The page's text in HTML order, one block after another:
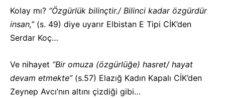
Kolay mı? “Özgürlük bilinçtir./ Bilinci kadar özgürdür
insan,”(s. 49) diye uyarır Elbistan E Tipi CİK’den
Serdar Koç…
Ve nihayet “Bir omuza (özgürlüğe) hasret/ hayat
devam etmekte”(s.57) Elazığ Kadın Kapalı CİK’den
Zeynep Avcı’nın altını çizdiği gibi…